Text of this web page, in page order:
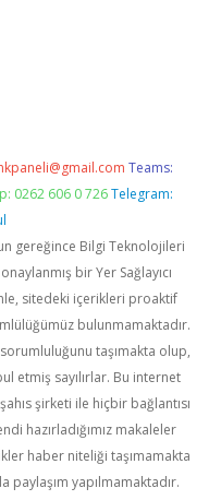
Teams:
0262 606 0 726 Telegram:
gereğince Bilgi Teknolojileri
bir Yer Sağlayıcı
sitedeki içerikleri proaktif
bulunmamaktadır.
taşımakta olup,
etmiş sayılırlar. Bu internet
şirketi ile hiçbir bağlantısı
hazırladığımız makaleler
haber niteliği taşımamakta
paylaşım yapılmamaktadır.